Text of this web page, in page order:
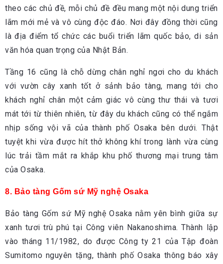
theo các chủ đề, mỗi chủ đề đều mang một nội dung triển
lãm mới mẻ và vô cùng độc đáo. Nơi đây đồng thời cũng
là địa điểm tổ chức các buổi triển lãm quốc bảo, di sản
văn hóa quan trọng của Nhật Bản.
Tầng 16 cũng là chỗ dừng chân nghỉ ngơi cho du khách
với vườn cây xanh tốt ở sảnh bảo tàng, mang tới cho
khách nghỉ chân một cảm giác vô cùng thư thái và tươi
mát tới từ thiên nhiên, từ đây du khách cũng có thể ngắm
nhịp sống vội vã của thành phố Osaka bên dưới. Thật
tuyệt khi vừa được hít thở không khí trong lành vừa cùng
lúc trải tầm mắt ra khắp khu phố thương mại trung tâm
của Osaka.
8. Bảo tàng Gốm sứ Mỹ nghệ Osaka
Bảo tàng Gốm sứ Mỹ nghệ Osaka nằm yên bình giữa sự
xanh tươi trù phú tại Công viên Nakanoshima. Thành lập
vào tháng 11/1982, do được Công ty 21 của Tập đoàn
Sumitomo nguyên tặng, thành phố Osaka thông báo xây